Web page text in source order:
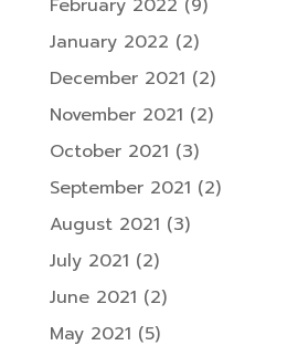
February 2022 (9)
January 2022 (2)
December 2021 (2)
November 2021 (2)
October 2021 (3)
September 2021 (2)
August 2021 (3)
July 2021 (2)
June 2021 (2)
May 2021 (5)